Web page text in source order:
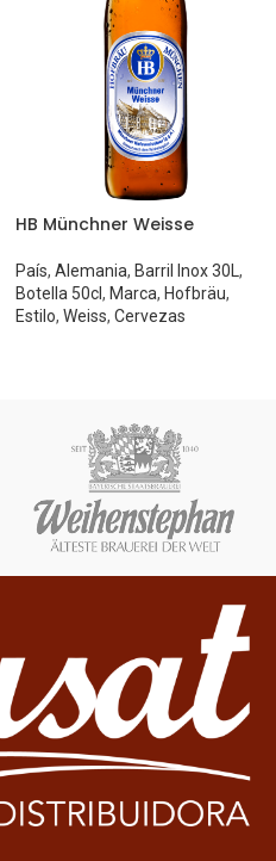
HB Münchner Weisse
País, Alemania, Barril Inox 30L ,
Botella 50cl, Marca, Hofbräu,
Estilo, Weiss, Cervezas